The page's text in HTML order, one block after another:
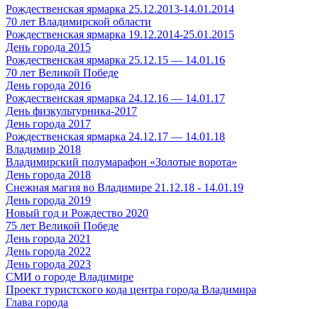
Рождественская ярмарка 25.12.2013-14.01.2014
70 лет Владимирской области
Рождественская ярмарка 19.12.2014-25.01.2015
День города 2015
Рождественская ярмарка 25.12.15 — 14.01.16
70 лет Великой Победе
День города 2016
Рождественская ярмарка 24.12.16 — 14.01.17
День физкультурника-2017
День города 2017
Рождественская ярмарка 24.12.17 — 14.01.18
Владимир 2018
Владимирский полумарафон «Золотые ворота»
День города 2018
Снежная магия во Владимире 21.12.18 - 14.01.19
День города 2019
Новый год и Рождество 2020
75 лет Великой Победе
День города 2021
День города 2022
День города 2023
СМИ о городе Владимире
Проект туристского кода центра города Владимира
Глава города